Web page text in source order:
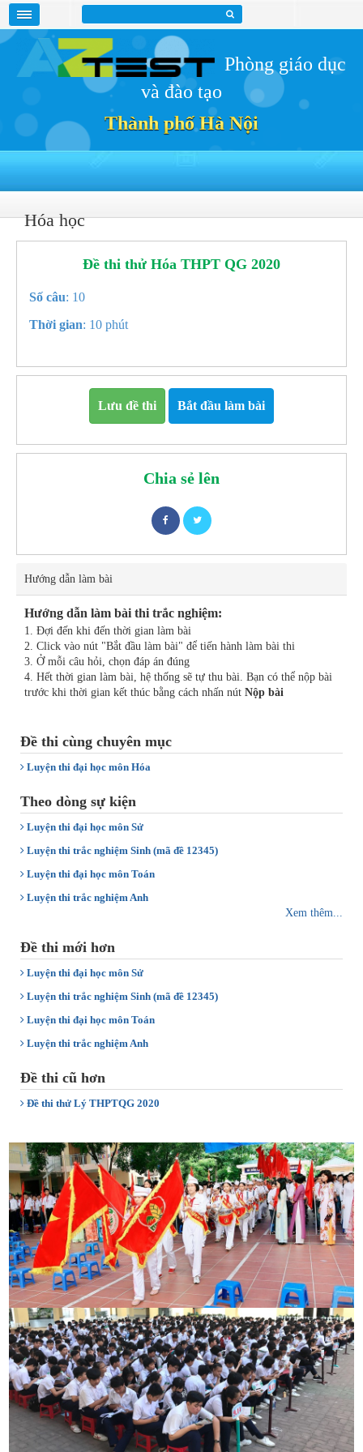
Phòng giáo dục
và đào tạo
Thành phố Hà Nội
Hóa học
Đề thi thử Hóa THPT QG 2020
Số câu: 10
Thời gian: 10 phút
Lưu đề thi Bắt đầu làm bài
Chia sẻ lên
Hướng dẫn làm bài
Hướng dẫn làm bài thi trắc nghiệm:
1. Đợi đến khi đến thời gian làm bài
2. Click vào nút "Bắt đầu làm bài" để tiến hành làm bài thi
3. Ở mỗi câu hỏi, chọn đáp án đúng
4. Hết thời gian làm bài, hệ thống sẽ tự thu bài. Bạn có thể nộp bài
trước khi thời gian kết thúc bằng cách nhấn nút Nộp bài
Đề thi cùng chuyên mục
Luyện thi đại học môn Hóa
Theo dòng sự kiện
Luyện thi đại học môn Sử
Luyện thi trắc nghiệm Sinh (mã đề 12345)
Luyện thi đại học môn Toán
Luyện thi trắc nghiệm Anh
Xem thêm...
Đề thi mới hơn
Luyện thi đại học môn Sử
Luyện thi trắc nghiệm Sinh (mã đề 12345)
Luyện thi đại học môn Toán
Luyện thi trắc nghiệm Anh
Đề thi cũ hơn
Đề thi thử Lý THPTQG 2020